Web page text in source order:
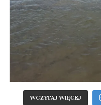
WCZYTAJ WIĘCEJ